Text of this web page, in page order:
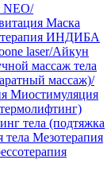
NEO/
Маска
терапия ИНДИБА
laser/Айкун
массаж тела
массаж)/
Миостимуляция
тела (подтяжка
тела Мезотерапия